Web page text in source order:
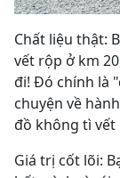
Chất liệu thật:
vết rộp ở km
đi! Đó chính là
chuyện về
đồ không tì
Giá trị cốt lõi: